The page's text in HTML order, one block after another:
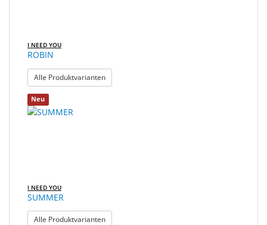
I NEED YOU
ROBIN
Alle Produktvarianten: ROBIN
Neu
I NEED YOU
SUMMER
Alle Produktvarianten: SUMMER